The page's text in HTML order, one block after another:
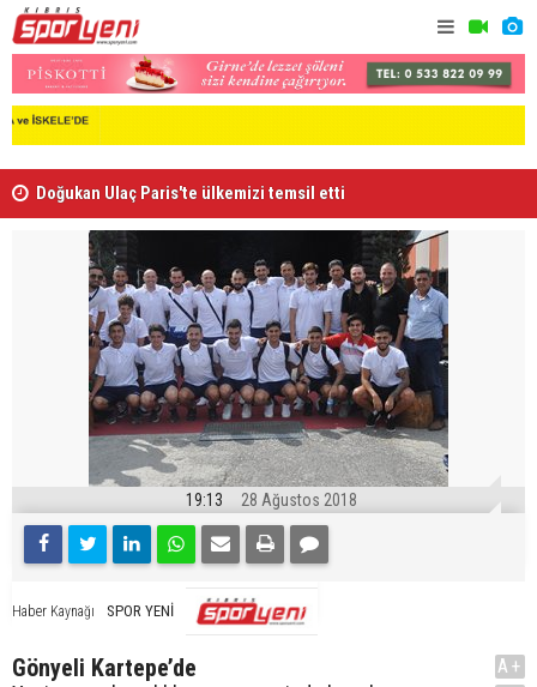
Doğukan Ulaç Paris'te ülkemizi temsil etti
19:13 28 Ağustos 2018
Haber Kaynağı SPOR YENİ
Gönyeli Kartepe’de
A+